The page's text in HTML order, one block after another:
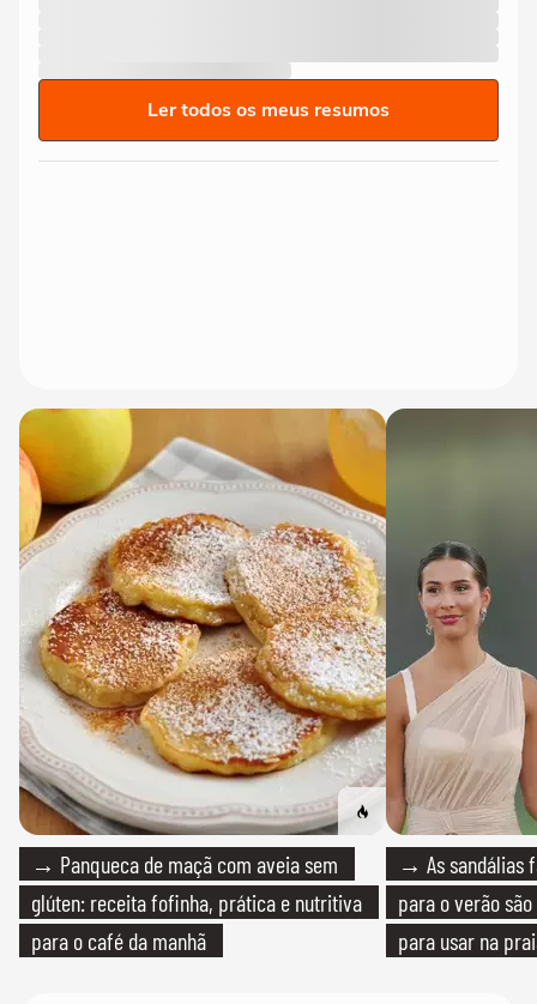
Ler todos os meus resumos
→ Panqueca de maçã com aveia sem
glúten: receita fofinha, prática e nutritiva
para o café da manhã
→ As sandálias
para o verão
para usar na